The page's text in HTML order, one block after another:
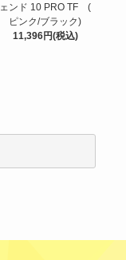
ェンド 10 PRO TF (
ピンク/ブラック)
11,396円(税込)